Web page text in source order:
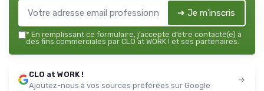
➔ Je m'inscris
* En remplissant ce formulaire, j’accepte d’être contacté(e) à
des fins commerciales par CLO at WORK ! et ses partenaires.
CLO at WORK !
Ajoutez-nous à vos sources préférées sur Google